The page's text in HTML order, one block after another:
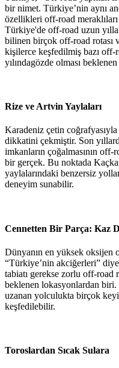
bir nimet. Türkiye’nin aynı
özellikleri off-road
Türkiye'de off-road uzun
bilinen birçok off-road rotası
kişilerce keşfedilmiş bazı off-
yılındagözde olması
Rize ve Artvin Yaylaları
Karadeniz çetin
dikkatini çekmiştir. Son
imkanların çoğalmasının
bir gerçek. Bu noktada
yaylalarındaki benzersiz
deneyim sunabilir.
Cennetten Bir Parça: Kaz
Dünyanın en yüksek oksijen
“Türkiye’nin akciğerleri”
tabiatı gerekse zorlu off-road
beklenen lokasyonlardan biri.
uzanan yolculukta birçok
keşfedilebilir.
Toroslardan Sıcak Sulara